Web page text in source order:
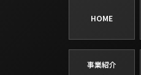
HOME
事業紹介